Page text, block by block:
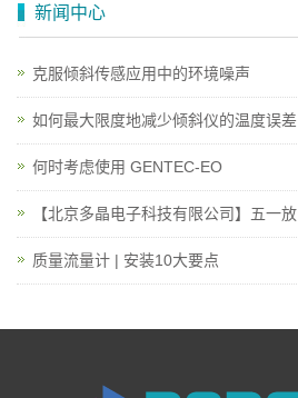
新闻中心
克服倾斜传感应用中的环境噪声
如何最大限度地减少倾斜仪的温度误差
何时考虑使用 GENTEC-EO
【北京多晶电子科技有限公司】五一放
质量流量计 | 安装10大要点